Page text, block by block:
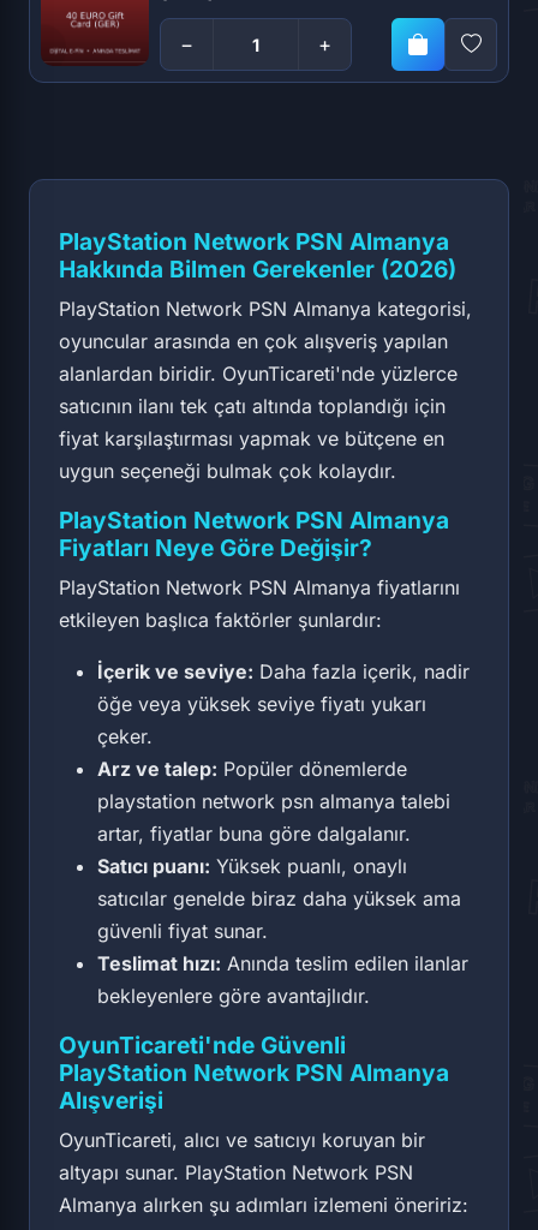
− +
PlayStation Network PSN Almanya
Hakkında Bilmen Gerekenler (2026)
PlayStation Network PSN Almanya kategorisi,
oyuncular arasında en çok alışveriş yapılan
alanlardan biridir. OyunTicareti'nde yüzlerce
satıcının ilanı tek çatı altında toplandığı için
fiyat karşılaştırması yapmak ve bütçene en
uygun seçeneği bulmak çok kolaydır.
PlayStation Network PSN Almanya
Fiyatları Neye Göre Değişir?
PlayStation Network PSN Almanya fiyatlarını
etkileyen başlıca faktörler şunlardır:
İçerik ve seviye: Daha fazla içerik, nadir
öğe veya yüksek seviye fiyatı yukarı
çeker.
Arz ve talep: Popüler dönemlerde
playstation network psn almanya talebi
artar, fiyatlar buna göre dalgalanır.
Satıcı puanı: Yüksek puanlı, onaylı
satıcılar genelde biraz daha yüksek ama
güvenli fiyat sunar.
Teslimat hızı: Anında teslim edilen ilanlar
bekleyenlere göre avantajlıdır.
OyunTicareti'nde Güvenli
PlayStation Network PSN Almanya
Alışverişi
OyunTicareti, alıcı ve satıcıyı koruyan bir
altyapı sunar. PlayStation Network PSN
Almanya alırken şu adımları izlemeni öneririz: